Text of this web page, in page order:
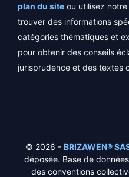
plan du site ou utilisez
trouver des informations
catégories thématiques et
pour obtenir des conseils
jurisprudence et des textes
© 2026 - BRIZAWEN®
déposée. Base de
des conventions